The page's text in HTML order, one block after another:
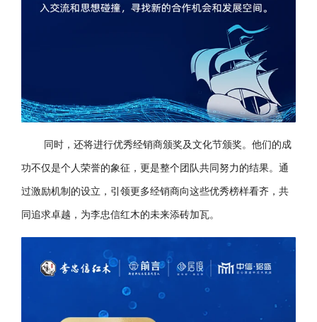
同时，还将进行优秀经销商颁奖及文化节颁奖。他们的成
功不仅是个人荣誉的象征，更是整个团队共同努力的结果。通
过激励机制的设立，引领更多经销商向这些优秀榜样看齐，共
同追求卓越，为李忠信红木的未来添砖加瓦。